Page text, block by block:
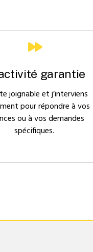
garantie
joignable et j’interviens
pour répondre à vos
ou à vos demandes
spécifiques.